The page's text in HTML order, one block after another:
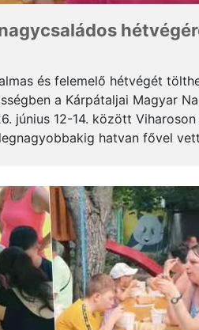
és felemelő hétvégét
a Kárpátaljai Magyar
június 12-14. között
hatvan fővel